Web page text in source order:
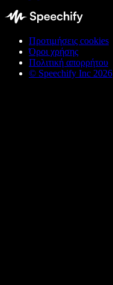
Προτιμήσεις cookies
Όροι χρήσης
Πολιτική απορρήτου
© Speechify Inc 2026